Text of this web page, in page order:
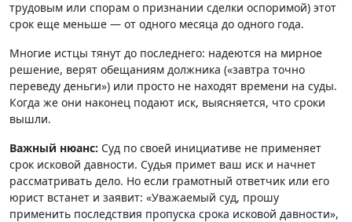
трудовым или спорам о признании сделки оспоримой) этот
срок еще меньше — от одного месяца до одного года.
Многие истцы тянут до последнего: надеются на мирное
решение, верят обещаниям должника («завтра точно
переведу деньги») или просто не находят времени на суды.
Когда же они наконец подают иск, выясняется, что сроки
вышли.
Важный нюанс: Суд по своей инициативе не применяет
срок исковой давности. Судья примет ваш иск и начнет
рассматривать дело. Но если грамотный ответчик или его
юрист встанет и заявит: «Уважаемый суд, прошу
применить последствия пропуска срока исковой давности»,